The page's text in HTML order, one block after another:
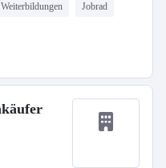
Weiterbildungen Jobrad